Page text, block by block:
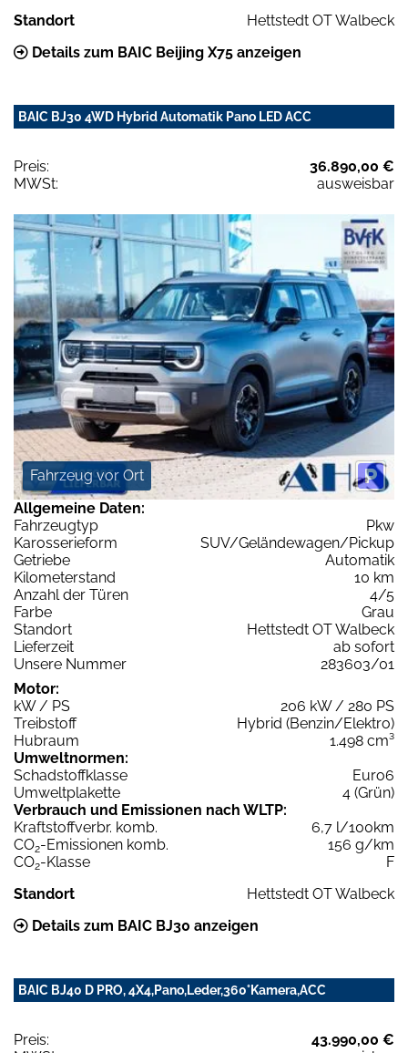
Standort
Hettstedt OT Walbeck
Details zum BAIC Beijing X75 anzeigen
BAIC BJ30 4WD Hybrid Automatik Pano LED ACC
Preis:
36.890,00 €
MWSt:
ausweisbar
Fahrzeug vor Ort
Allgemeine Daten:
Fahrzeugtyp
Pkw
Karosserieform
SUV/Geländewagen/Pickup
Getriebe
Automatik
Kilometerstand
10 km
Anzahl der Türen
4/5
Farbe
Grau
Standort
Hettstedt OT Walbeck
Lieferzeit
ab sofort
Unsere Nummer
283603/01
Motor:
kW / PS
206 kW / 280 PS
Treibstoff
Hybrid (Benzin/Elektro)
Hubraum
1.498 cm³
Umweltnormen:
Schadstoffklasse
Euro6
Umweltplakette
4 (Grün)
Verbrauch und Emissionen nach WLTP:
Kraftstoffverbr. komb.
6,7 l/100km
CO2-Emissionen komb.
156 g/km
CO2-Klasse
F
Standort
Hettstedt OT Walbeck
Details zum BAIC BJ30 anzeigen
BAIC BJ40 D PRO, 4X4,Pano,Leder,360°Kamera,ACC
Preis:
43.990,00 €